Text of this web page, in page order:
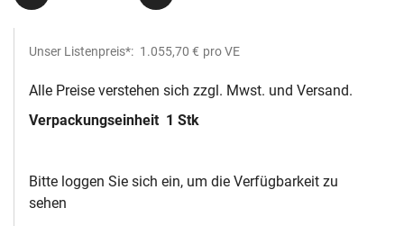
Unser Listenpreis*: 1.055,70 € pro VE
Alle Preise verstehen sich zzgl. Mwst. und Versand.
Verpackungseinheit 1 Stk
Bitte loggen Sie sich ein, um die Verfügbarkeit zu
sehen